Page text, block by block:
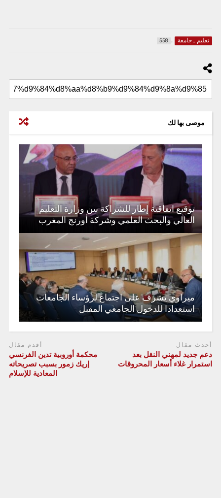
تعليم ـ جامعة 558
موصى بها لك
توقيع اتفاقية إطار للشراكة بين وزارة التعليم
العالي والبحث العلمي وشركة أورنج المغرب
ميراوي يشرف على اجتماع لرؤساء الجامعات
استعدادا للدخول الجامعي المقبل
أحدث مقال
دعم جديد لمهني النقل بعد
استمرار غلاء أسعار المحروقات
أقدم مقال
محكمة أوروبية تدين الفرنسي
إريك زمور بسبب تصريحاته
المعادية للإسلام